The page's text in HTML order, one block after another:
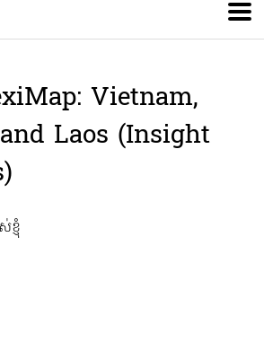
Vietnam,
Laos (Insight
ខ្ញុំ